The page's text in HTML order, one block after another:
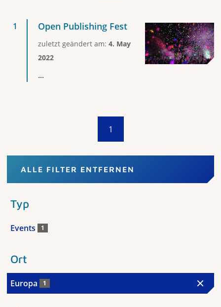
Open Publishing Fest
zuletzt geändert am: 4. May
2022
...
1
ALLE FILTER ENTFERNEN
Typ
Events 1
Ort
Europa 1